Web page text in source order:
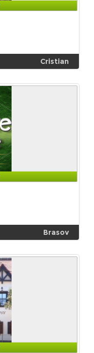
Cristian
Brasov